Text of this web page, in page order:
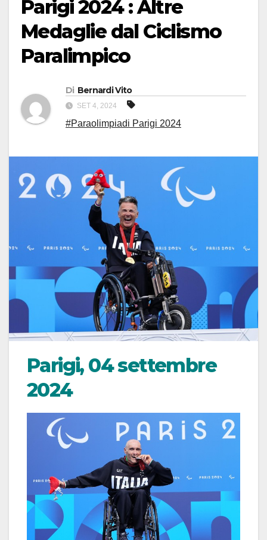
Parigi 2024 : Altre
Medaglie dal Ciclismo
Paralimpico
Di Bernardi Vito
SET 4, 2024
#Paraolimpiadi Parigi 2024
Parigi, 04 settembre
2024